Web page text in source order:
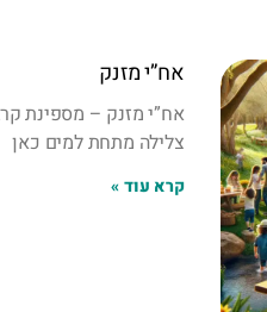
אח”י מזנק
אח”י מזנק – מספינת
צלילה מתחת למים כאן
קרא עוד »